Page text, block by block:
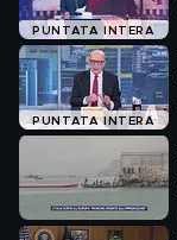
PUNTATA INTERA
PUNTATA INTERA